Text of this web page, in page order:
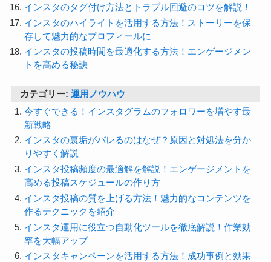
インスタのタグ付け方法とトラブル回避のコツを解説！
インスタのハイライトを活用する方法！ストーリーを保
存して魅力的なプロフィールに
インスタの投稿時間を最適化する方法！エンゲージメン
トを高める秘訣
カテゴリー: 運用ノウハウ
今すぐできる！インスタグラムのフォロワーを増やす最
新戦略
インスタの裏垢がバレるのはなぜ？原因と対処法を分か
りやすく解説
インスタ投稿頻度の最適解を解説！エンゲージメントを
高める投稿スケジュールの作り方
インスタ投稿の質を上げる方法！魅力的なコンテンツを
作るテクニックを紹介
インスタ運用に役立つ自動化ツールを徹底解説！作業効
率を大幅アップ
インスタキャンペーンを活用する方法！成功事例と効果